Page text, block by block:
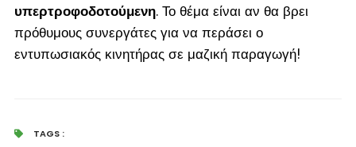
υπερτροφοδοτούμενη. Το θέμα είναι αν θα βρει
πρόθυμους συνεργάτες για να περάσει ο
εντυπωσιακός κινητήρας σε μαζική παραγωγή!
TAGS :